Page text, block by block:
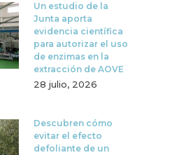
Un estudio de la
Junta aporta
evidencia científica
para autorizar el uso
de enzimas en la
extracción de AOVE
28 julio, 2026
Descubren cómo
evitar el efecto
defoliante de un